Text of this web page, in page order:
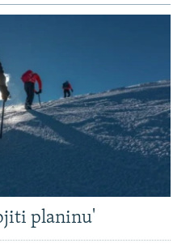
planinu'